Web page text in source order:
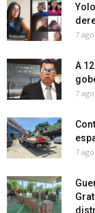
7
A
7
7